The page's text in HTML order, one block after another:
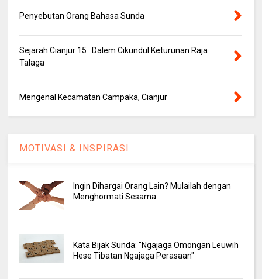
Penyebutan Orang Bahasa Sunda
Sejarah Cianjur 15 : Dalem Cikundul Keturunan Raja
Talaga
Mengenal Kecamatan Campaka, Cianjur
MOTIVASI & INSPIRASI
Ingin Dihargai Orang Lain? Mulailah dengan
Menghormati Sesama
Kata Bijak Sunda: "Ngajaga Omongan Leuwih
Hese Tibatan Ngajaga Perasaan"